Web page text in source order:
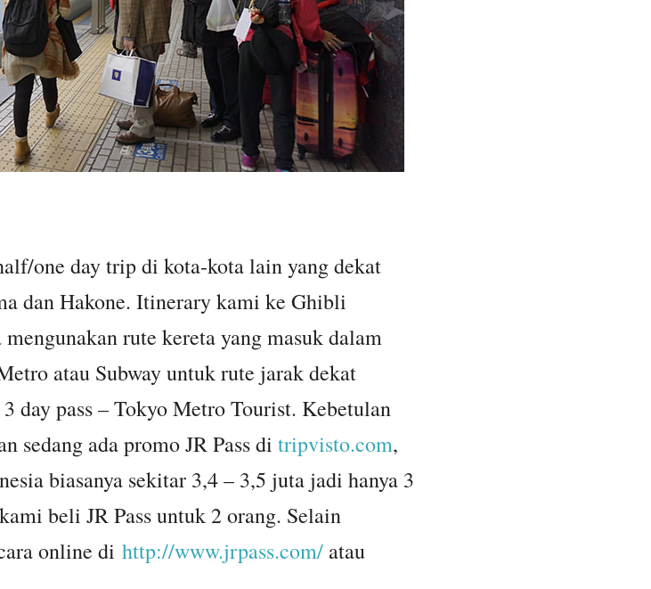
one day trip di kota-kota lain yang dekat
dan Hakone. Itinerary kami ke Ghibli
rute kereta yang masuk dalam
atau Subway untuk rute jarak dekat
day pass – Tokyo Metro Tourist. Kebetulan
sedang ada promo JR Pass di tripvisto.com,
biasanya sekitar 3,4 – 3,5 juta jadi hanya 3
beli JR Pass untuk 2 orang. Selain
online di http://www.jrpass.com/ atau